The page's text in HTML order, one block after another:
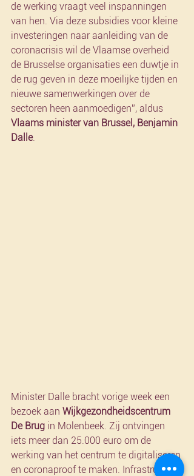
de werking vraagt veel inspanningen
van hen. Via deze subsidies voor kleine
investeringen naar aanleiding van de
coronacrisis wil de Vlaamse overheid
de Brusselse organisaties een duwtje in
de rug geven in deze moeilijke tijden en
nieuwe samenwerkingen over de
sectoren heen aanmoedigen”, aldus
Vlaams minister van Brussel, Benjamin
Dalle.
Minister Dalle bracht vorige week een
bezoek aan Wijkgezondheidscentrum
De Brug in Molenbeek. Zij ontvingen
iets meer dan 25.000 euro om de
werking van het centrum te digitaliseren
en coronaproof te maken. Infrastructuur